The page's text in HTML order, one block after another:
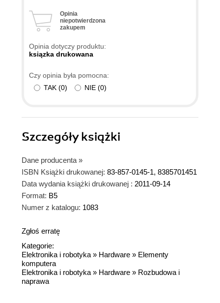
Opinia
niepotwierdzona
zakupem
Opinia dotyczy produktu:
ksiązka drukowana
Czy opinia była pomocna:
TAK (0) NIE (0)
Szczegółyksiążki
Dane producenta »
ISBN Książki drukowanej: 83-857-0145-1, 8385701451
Data wydania książki drukowanej : 2011-09-14
Format: B5
Numer z katalogu: 1083
Zgłoś erratę
Kategorie:
Elektronika i robotyka » Hardware » Elementy
komputera
Elektronika i robotyka » Hardware » Rozbudowa i
naprawa